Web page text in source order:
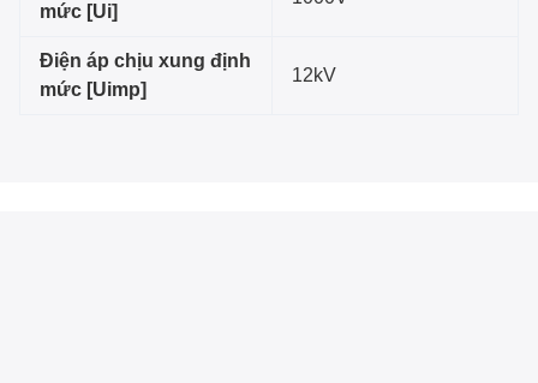
mức [Ui]
Điện áp chịu xung định
mức [Uimp]
12kV